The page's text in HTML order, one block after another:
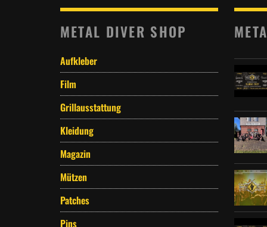
METAL DIVER SHOP
Aufkleber
Film
Grillausstattung
Kleidung
Magazin
Mützen
Patches
Pins